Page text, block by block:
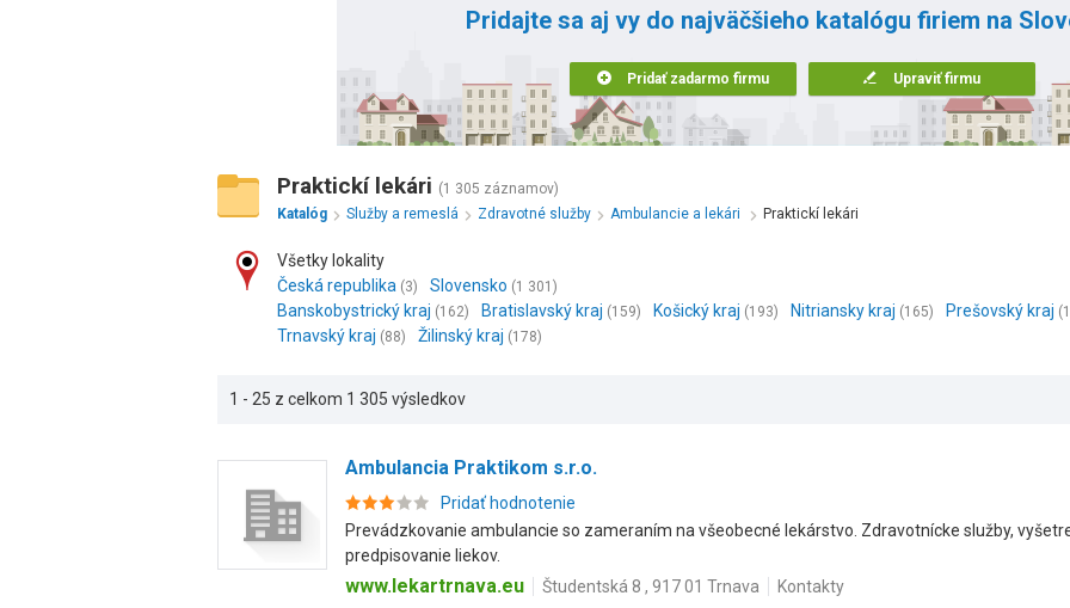
Pridajte sa aj vy do najväčšieho katalógu firiem na
Pridať zadarmo firmu Upraviť firmu
Praktickí lekári (1 305 záznamov)
Katalóg
Služby a remeslá Zdravotné služby Ambulancie a lekári Praktickí lekári
Všetky lokality
Česká republika (3) Slovensko (1 301)
Banskobystrický kraj (162) Bratislavský kraj (159) Košický kraj (193) Nitriansky kraj (165) Prešovský kraj
Trnavský kraj (88) Žilinský kraj (178)
1 - 25 z celkom 1 305 výsledkov
Ambulancia Praktikom s.r.o.
Pridať hodnotenie
Prevádzkovanie ambulancie so zameraním na všeobecné lekárstvo. Zdravotnícke služby,
predpisovanie liekov.
www.lekartrnava.eu Študentská 8 , 917 01 Trnava Kontakty